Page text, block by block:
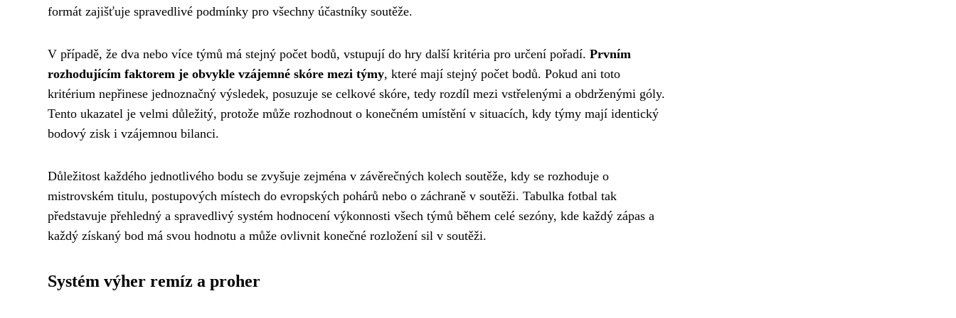
formát zajišťuje spravedlivé podmínky pro všechny účastníky soutěže.
V případě, že dva nebo více týmů má stejný počet bodů, vstupují do hry další kritéria pro určení pořadí. Prvním
rozhodujícím faktorem je obvykle vzájemné skóre mezi týmy, které mají stejný počet bodů. Pokud ani toto
kritérium nepřinese jednoznačný výsledek, posuzuje se celkové skóre, tedy rozdíl mezi vstřelenými a obdrženými góly.
Tento ukazatel je velmi důležitý, protože může rozhodnout o konečném umístění v situacích, kdy týmy mají identický
bodový zisk i vzájemnou bilanci.
Důležitost každého jednotlivého bodu se zvyšuje zejména v závěrečných kolech soutěže, kdy se rozhoduje o
mistrovském titulu, postupových místech do evropských pohárů nebo o záchraně v soutěži. Tabulka fotbal tak
představuje přehledný a spravedlivý systém hodnocení výkonnosti všech týmů během celé sezóny, kde každý zápas a
každý získaný bod má svou hodnotu a může ovlivnit konečné rozložení sil v soutěži.
Systém výher remíz a proher